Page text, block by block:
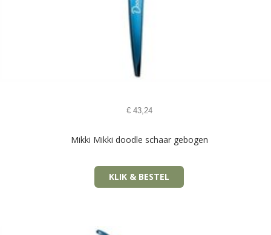
€43,24
Mikki Mikki doodle schaar gebogen
KLIK & BESTEL